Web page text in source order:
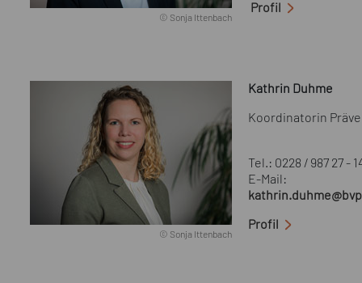
© Sonja Ittenbach
Profil
© Sonja Ittenbach
Kathrin Duhme
Koordinatorin
Tel.: 0228 / 987 27 -
E-Mail:
Profil